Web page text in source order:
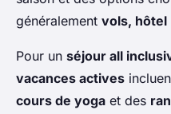
généralement vols, hôtel
Pour un séjour all
vacances actives
cours de yoga et des